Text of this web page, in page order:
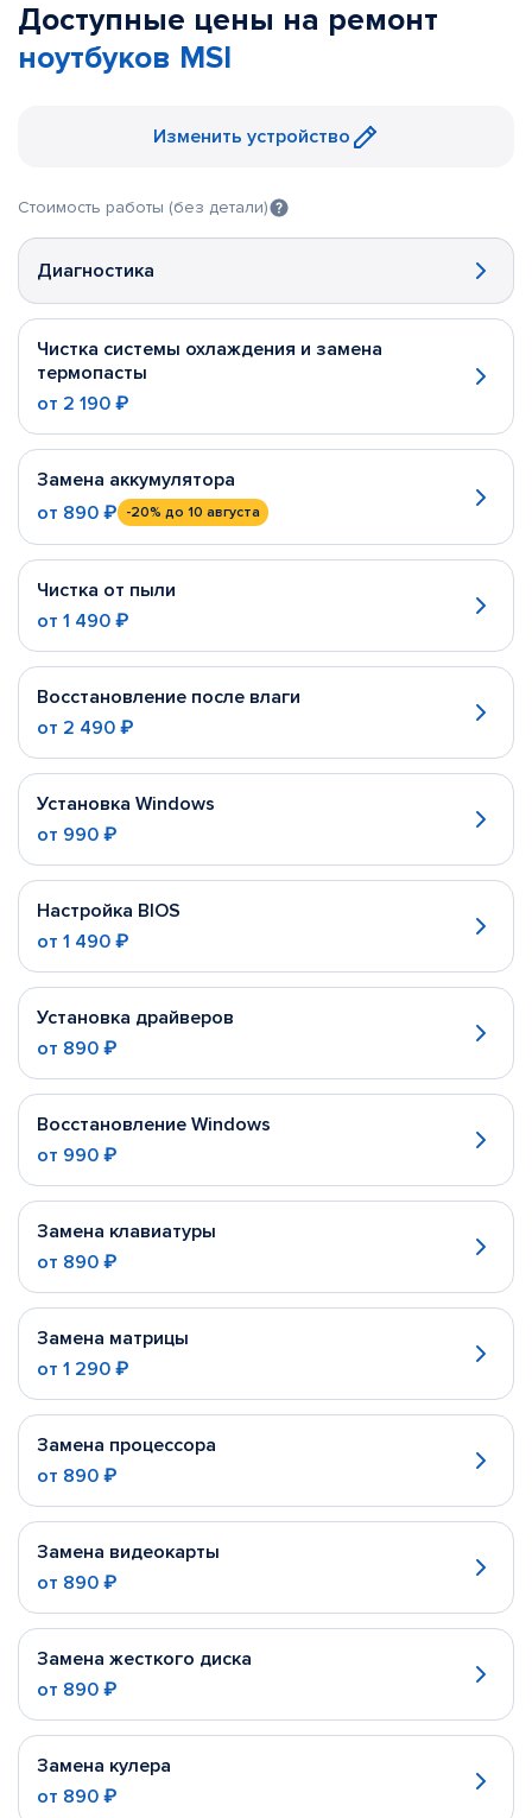
Доступные цены на ремонт
ноутбуков MSI
Изменить устройство
Стоимость работы (без детали)
Диагностика
Чистка системы охлаждения и замена
термопасты
от 2 190 ₽
Замена аккумулятора
от 890 ₽ -20% до 10 августа
Чистка от пыли
от 1 490 ₽
Восстановление после влаги
от 2 490 ₽
Установка Windows
от 990 ₽
Настройка BIOS
от 1 490 ₽
Установка драйверов
от 890 ₽
Восстановление Windows
от 990 ₽
Замена клавиатуры
от 890 ₽
Замена матрицы
от 1 290 ₽
Замена процессора
от 890 ₽
Замена видеокарты
от 890 ₽
Замена жесткого диска
от 890 ₽
Замена кулера
от 890 ₽